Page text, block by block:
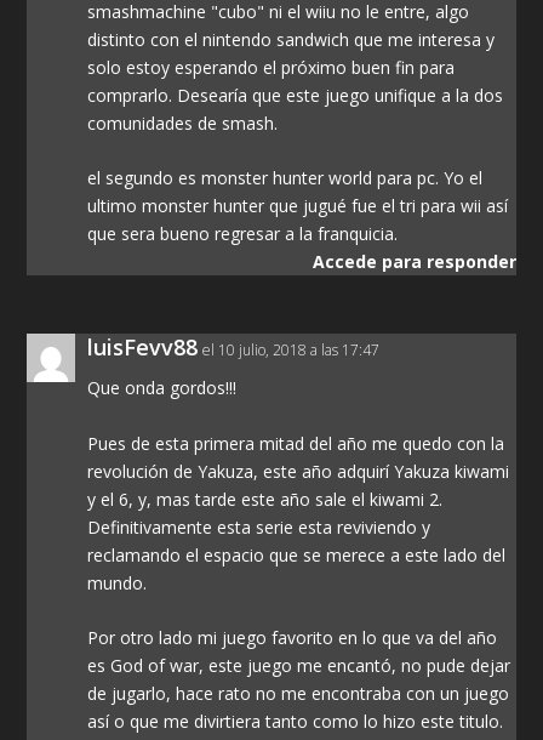
smashmachine "cubo" ni el wiiu no le entre, algo
distinto con el nintendo sandwich que me interesa y
solo estoy esperando el próximo buen fin para
comprarlo. Desearía que este juego unifique a la dos
comunidades de smash.
el segundo es monster hunter world para pc. Yo el
ultimo monster hunter que jugué fue el tri para wii así
que sera bueno regresar a la franquicia.
Accede para responder
luisFevv88 el 10 julio, 2018 a las 17:47
Que onda gordos!!!
Pues de esta primera mitad del año me quedo con la
revolución de Yakuza, este año adquirí Yakuza kiwami
y el 6, y, mas tarde este año sale el kiwami 2.
Definitivamente esta serie esta reviviendo y
reclamando el espacio que se merece a este lado del
mundo.
Por otro lado mi juego favorito en lo que va del año
es God of war, este juego me encantó, no pude dejar
de jugarlo, hace rato no me encontraba con un juego
así o que me divirtiera tanto como lo hizo este titulo.